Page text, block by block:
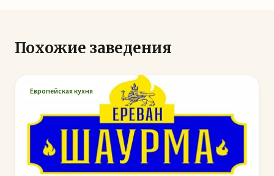
Похожие заведения
Европейская кухня